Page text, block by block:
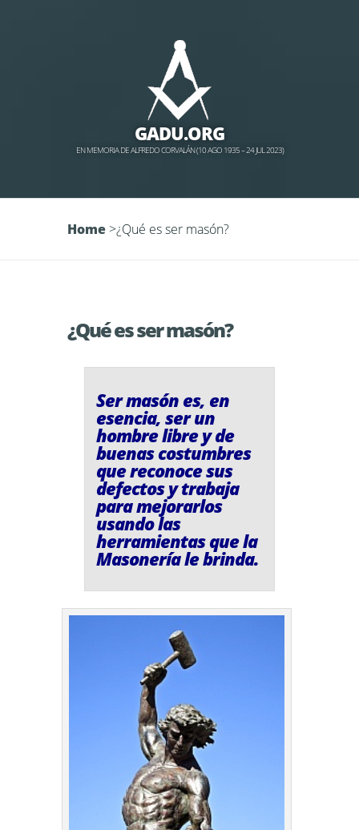
GADU.ORG
EN MEMORIA DE ALFREDO CORVALÁN (10 AGO 1935 – 24 JUL 2023)
Home >¿Qué es ser masón?
¿Qué es ser masón?
Ser masón es, en
esencia, ser un
hombre libre y de
buenas costumbres
que reconoce sus
defectos y trabaja
para mejorarlos
usando las
herramientas que la
Masonería le brinda.